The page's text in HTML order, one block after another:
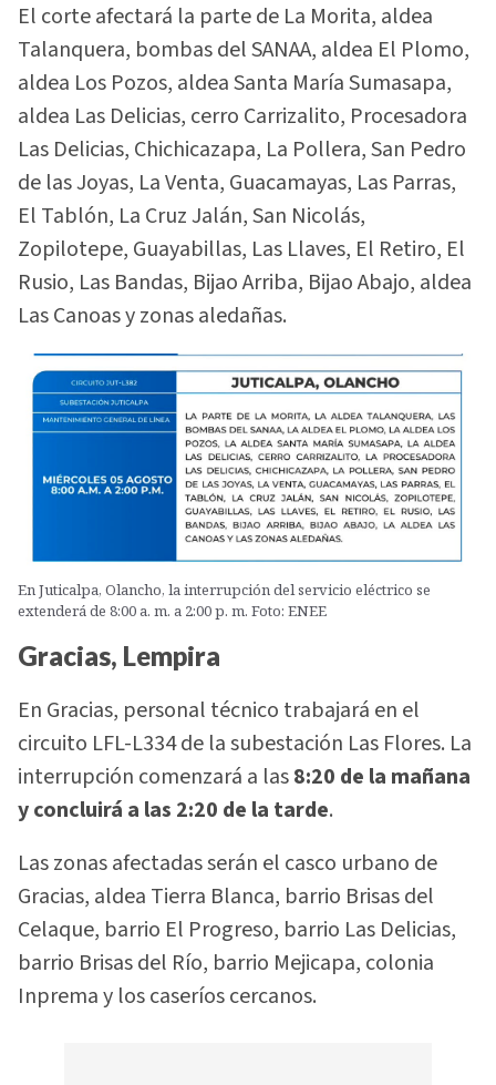
El corte afectará la parte de La Morita, aldea
Talanquera, bombas del SANAA, aldea El Plomo,
aldea Los Pozos, aldea Santa María Sumasapa,
aldea Las Delicias, cerro Carrizalito, Procesadora
Las Delicias, Chichicazapa, La Pollera, San Pedro
de las Joyas, La Venta, Guacamayas, Las Parras,
El Tablón, La Cruz Jalán, San Nicolás,
Zopilotepe, Guayabillas, Las Llaves, El Retiro, El
Rusio, Las Bandas, Bijao Arriba, Bijao Abajo, aldea
Las Canoas y zonas aledañas.
En Juticalpa, Olancho, la interrupción del servicio eléctrico se
extenderá de 8:00 a. m. a 2:00 p. m. Foto: ENEE
Gracias, Lempira
En Gracias, personal técnico trabajará en el
circuito LFL-L334 de la subestación Las Flores. La
interrupción comenzará a las8:20 de la mañana
y concluirá a las 2:20 de la tarde.
Las zonas afectadas serán el casco urbano de
Gracias, aldea Tierra Blanca, barrio Brisas del
Celaque, barrio El Progreso, barrio Las Delicias,
barrio Brisas del Río, barrio Mejicapa, colonia
Inprema y los caseríos cercanos.